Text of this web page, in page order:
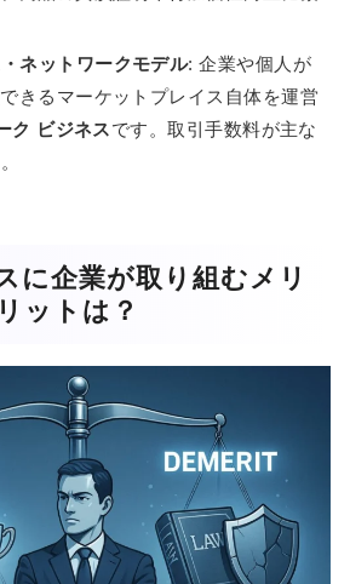
ネットワークモデル: 企業や個人が
きるマーケットプレイス自体を運営
ク ビジネスです。取引手数料が主な
に企業が取り組むメリ
ットは？